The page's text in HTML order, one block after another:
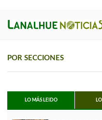
POR SECCIONES
LO MÁS LEIDO